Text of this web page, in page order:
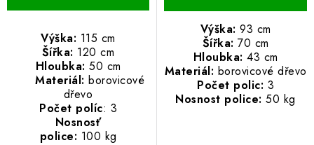
Výška: 115 cm
Šířka: 120 cm
Hloubka: 50 cm
Materiál: borovicové
dřevo
Počet políc: 3
Nosnosť
police: 100 kg
Výška: 93 cm
Šířka: 70 cm
Hloubka: 43 cm
Materiál: borovicové dřevo
Počet polic: 3
Nosnost police: 50 kg